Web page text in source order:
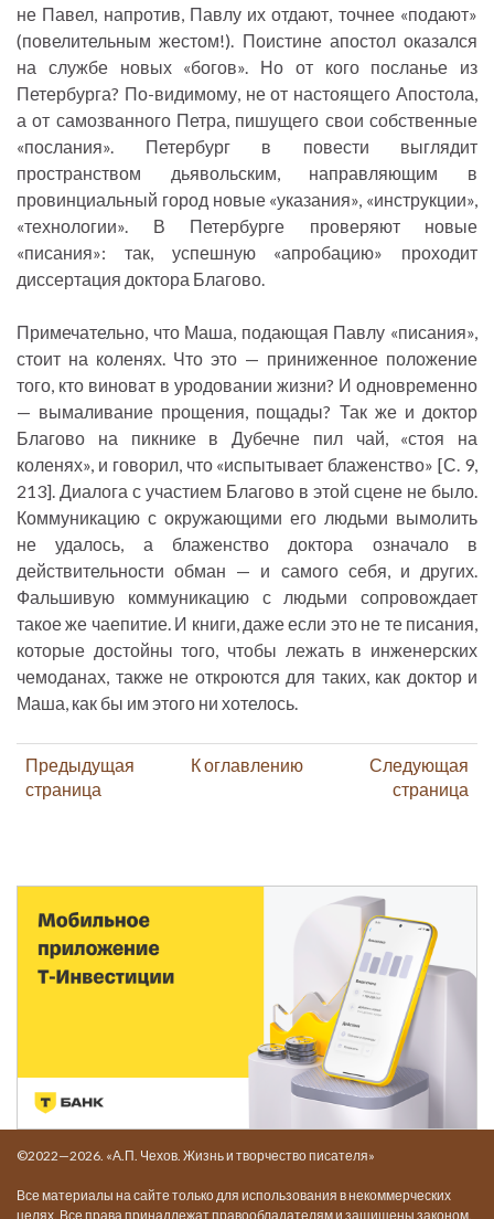
не Павел, напротив, Павлу их отдают, точнее «подают»
(повелительным жестом!). Поистине апостол оказался
на службе новых «богов». Но от кого посланье из
Петербурга? По-видимому, не от настоящего Апостола,
а от самозванного Петра, пишущего свои собственные
«послания». Петербург в повести выглядит
пространством дьявольским, направляющим в
провинциальный город новые «указания», «инструкции»,
«технологии». В Петербурге проверяют новые
«писания»: так, успешную «апробацию» проходит
диссертация доктора Благово.
Примечательно, что Маша, подающая Павлу «писания»,
стоит на коленях. Что это — приниженное положение
того, кто виноват в уродовании жизни? И одновременно
— вымаливание прощения, пощады? Так же и доктор
Благово на пикнике в Дубечне пил чай, «стоя на
коленях», и говорил, что «испытывает блаженство» [С. 9,
213]. Диалога с участием Благово в этой сцене не было.
Коммуникацию с окружающими его людьми вымолить
не удалось, а блаженство доктора означало в
действительности обман — и самого себя, и других.
Фальшивую коммуникацию с людьми сопровождает
такое же чаепитие. И книги, даже если это не те писания,
которые достойны того, чтобы лежать в инженерских
чемоданах, также не откроются для таких, как доктор и
Маша, как бы им этого ни хотелось.
Предыдущая
страница
К оглавлению
Следующая
страница
©2022—2026. «А.П. Чехов. Жизнь и творчество писателя»
Все материалы на сайте только для использования в некоммерческих
целях. Все права принадлежат правообладателям и защищены законом.